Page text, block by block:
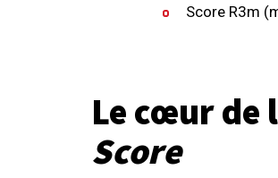
Score R3m
Le cœur de
Score